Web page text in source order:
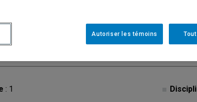
Horaire - Été 2026
: 1
Autoriser les témoins